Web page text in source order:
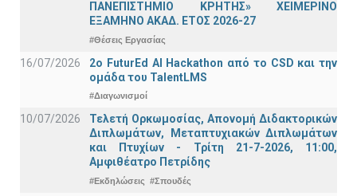
ΠΑΝΕΠΙΣΤΗΜΙΟ ΚΡΗΤΗΣ» ΧΕΙΜΕΡΙΝΟ
ΕΞΑΜΗΝΟ ΑΚΑΔ. ΕΤΟΣ 2026-27
#Θέσεις Εργασίας
16/07/2026
2o FuturEd AI Hackathon από το CSD και την
ομάδα του TalentLMS
#Διαγωνισμοί
10/07/2026
Τελετή Ορκωμοσίας, Απονομή Διδακτορικών
Διπλωμάτων, Μεταπτυχιακών Διπλωμάτων
και Πτυχίων - Τρίτη 21-7-2026, 11:00,
Αμφιθέατρο Πετρίδης
#Εκδηλώσεις #Σπουδές